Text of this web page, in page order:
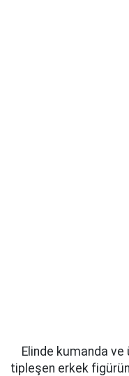
Elinde kumanda ve
tipleşen erkek